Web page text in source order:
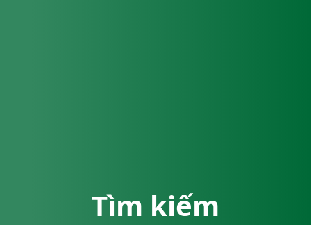
Tìm kiếm